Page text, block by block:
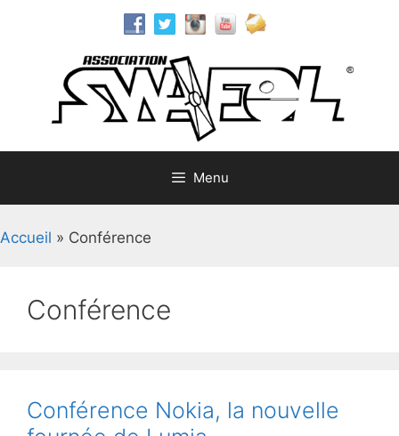
Menu
Accueil » Conférence
Conférence
Conférence Nokia, la nouvelle